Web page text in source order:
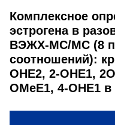
Комплексное
эстрогена в
ВЭЖХ-МС/МС (8
соотношений):
ОНЕ2, 2-ОНЕ1,
ОМеЕ1, 4-ОНЕ1 в